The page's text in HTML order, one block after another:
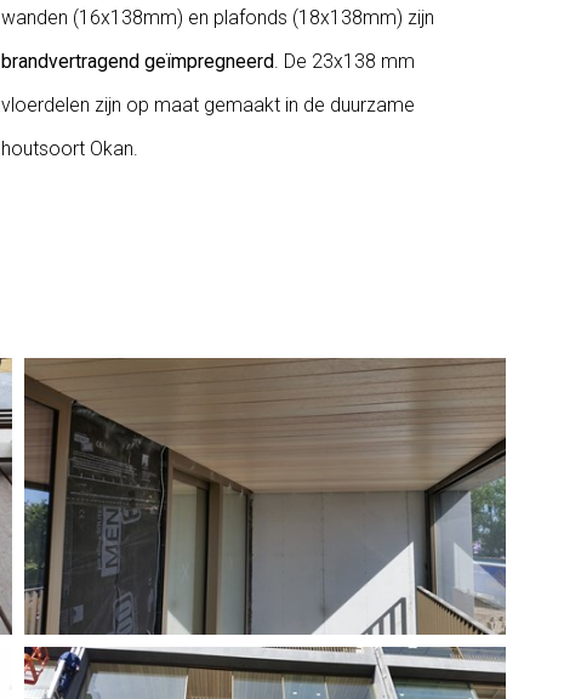
wanden (16x138mm) en plafonds (18x138mm) zijn
brandvertragend geïmpregneerd. De 23x138 mm
vloerdelen zijn op maat gemaakt in de duurzame
houtsoort Okan.